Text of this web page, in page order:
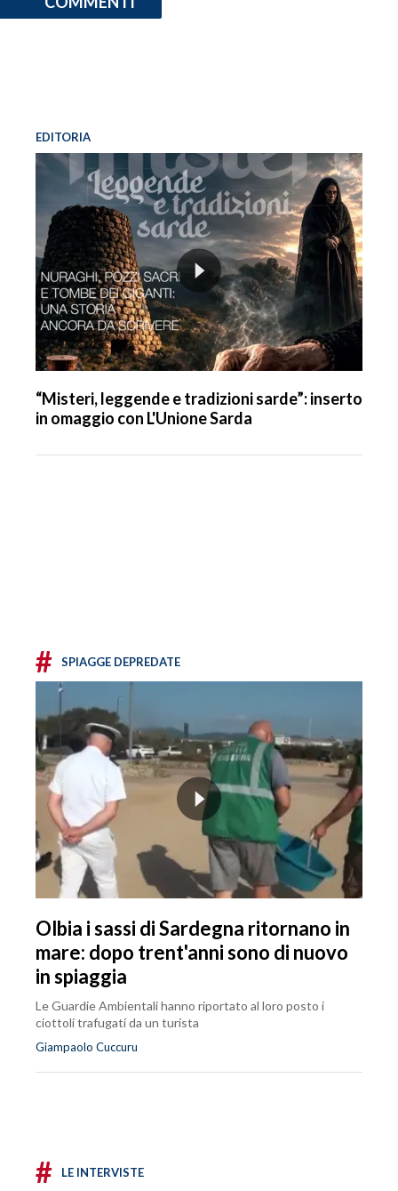
EDITORIA
“Misteri, leggende e tradizioni sarde”: inserto
in omaggio con L'Unione Sarda
# SPIAGGE DEPREDATE
Olbia i sassi di Sardegna ritornano in
mare: dopo trent'anni sono di nuovo
in spiaggia
Le Guardie Ambientali hanno riportato al loro posto i
ciottoli trafugati da un turista
Giampaolo Cuccuru
# LE INTERVISTE